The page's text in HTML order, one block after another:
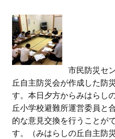
市民防災セ
丘自主防災会が作成した防
す。本日夕方からみはらし
丘小学校避難所運営委員と
的な意見交換を行うことが
す。（みはらしの丘自主防